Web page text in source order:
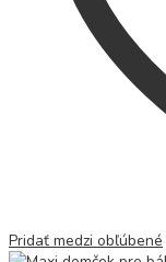
Pridať medzi obľúbené